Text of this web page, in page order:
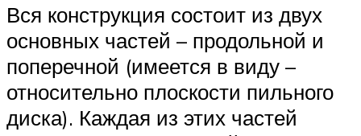
Вся конструкция состоит из двух
основных частей – продольной и
поперечной (имеется в виду –
относительно плоскости пильного
диска). Каждая из этих частей